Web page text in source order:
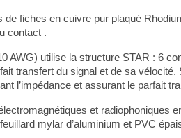
fiches en cuivre pur plaqué
contact .
AWG) utilise la structure STAR : 6
transfert du signal et de sa vélocité.
l’impédance et assurant le parfait
et radiophoniques
mylar d’aluminium et PVC